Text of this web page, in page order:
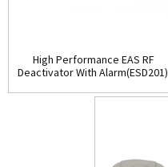
High Performance EAS RF
Deactivator With Alarm(ESD201)